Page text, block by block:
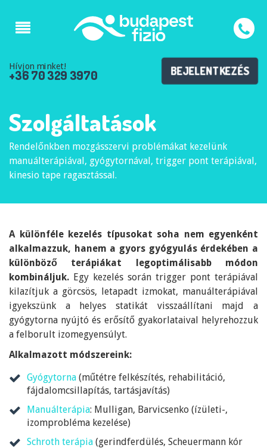
Hívjon minket!
+36 70 329 3970 BEJELENTKEZÉS
Szolgáltatások
Rendelőnkben mozgásszervi problémákat kezelünk
manuálterápiával, gyógytornával, trigger pont terápiával,
kinesio tape ragasztással.
A különféle kezelés típusokat soha nem egyenként
alkalmazzuk, hanem a gyors gyógyulás érdekében a
különböző terápiákat legoptimálisabb módon
kombináljuk. Egy kezelés során trigger pont terápiával
kilazítjuk a görcsös, letapadt izmokat, manuálterápiával
igyekszünk a helyes statikát visszaállítani majd a
gyógytorna nyújtó és erősítő gyakorlataival helyrehozzuk
a felborult izomegyensúlyt.
Alkalmazott módszereink:
Gyógytorna (műtétre felkészítés, rehabilitáció,
fájdalomcsillapítás, tartásjavítás)
Manuálterápia: Mulligan, Barvicsenko (ízületi-,
izomprobléma kezelése)
Schroth terápia (gerindferdülés, Scheuermann kór